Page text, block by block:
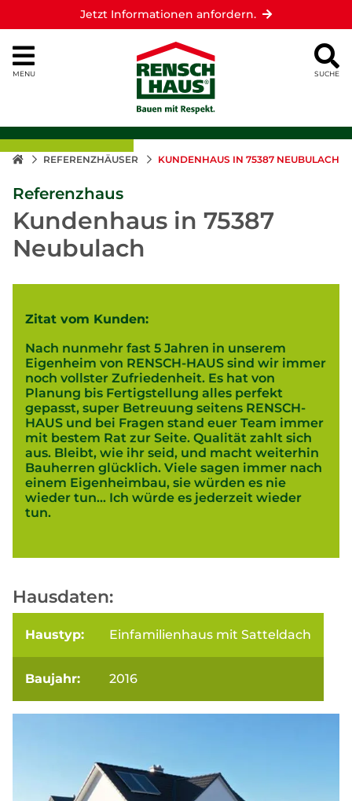
Jetzt Informationen anfordern.
MENU SUCHE
REFERENZHÄUSER KUNDENHAUS IN 75387 NEUBULACH
Referenzhaus
Kundenhaus in 75387
Neubulach
Zitat vom Kunden:
Nach nunmehr fast 5 Jahren in unserem
Eigenheim von RENSCH-HAUS sind wir immer
noch vollster Zufriedenheit. Es hat von
Planung bis Fertigstellung alles perfekt
gepasst, super Betreuung seitens RENSCH-
HAUS und bei Fragen stand euer Team immer
mit bestem Rat zur Seite. Qualität zahlt sich
aus. Bleibt, wie ihr seid, und macht weiterhin
Bauherren glücklich. Viele sagen immer nach
einem Eigenheimbau, sie würden es nie
wieder tun... Ich würde es jederzeit wieder
tun.
Hausdaten:
Haustyp: Einfamilienhaus mit Satteldach
Baujahr: 2016